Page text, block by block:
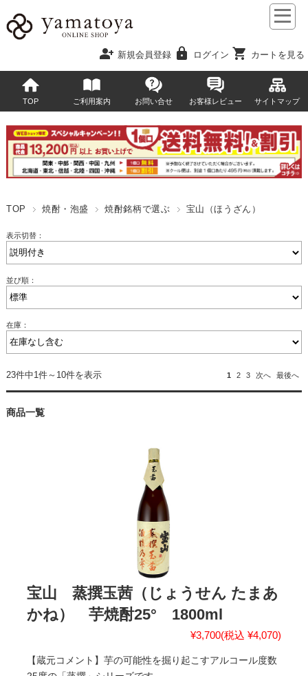
person_add 新規会員登録 lock ログイン shopping_cart カートを見る
TOP ご利用案内 お問い合せ お客様レビュー サイトマップ
TOP 焼酎・泡盛 焼酎銘柄で選ぶ 宝山（ほうざん）
表示切替：
並び順：
在庫：
23件中1件～10件を表示 1 2 3 次へ 最後へ
商品一覧
宝山 蒸撰玉茜（じょうせん たまあ
かね） 芋焼酎25° 1800ml
¥3,700(税込 ¥4,070)
【蔵元コメント】芋の可能性を掘り起こすアルコール度数